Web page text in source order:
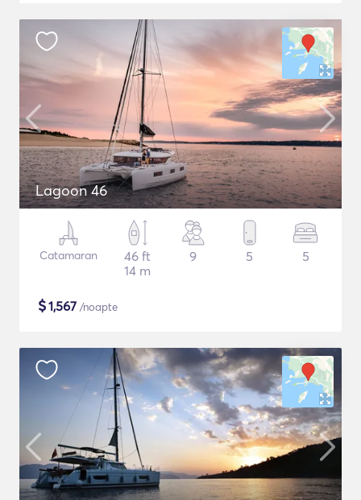
Lagoon 46
Catamaran
46 ft
14 m
9 5 5
$1,567 /noapte